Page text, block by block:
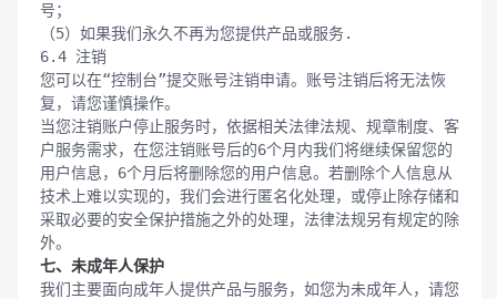
号；
（5）如果我们永久不再为您提供产品或服务.
6.4 注销
您可以在“控制台”提交账号注销申请。账号注销后将无法恢
复，请您谨慎操作。
当您注销账户停止服务时，依据相关法律法规、规章制度、客
户服务需求，在您注销账号后的6个月内我们将继续保留您的
用户信息，6个月后将删除您的用户信息。若删除个人信息从
技术上难以实现的，我们会进行匿名化处理，或停止除存储和
采取必要的安全保护措施之外的处理，法律法规另有规定的除
七、未成年人保护
我们主要面向成年人提供产品与服务，如您为未成年人，请您